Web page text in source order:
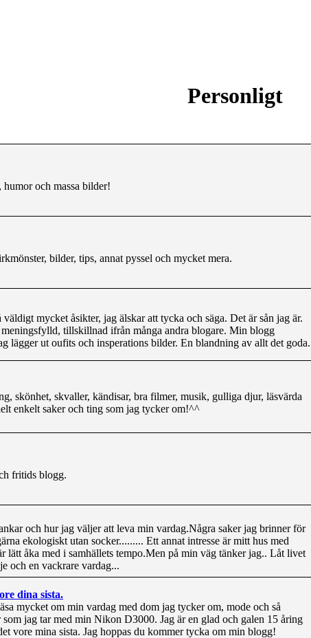
Personligt
och massa bilder!
bilder, tips, annat pyssel och mycket mera.
väldigt mycket åsikter, jag älskar att tycka och säga. Det är sån jag är.
tillskillnad ifrån många andra blogare. Min blogg
lägger ut oufits och insperations bilder. En blandning av allt det goda.
skönhet, skvaller, kändisar, bra filmer, musik, gulliga djur, läsvärda
enkelt saker och ting som jag tycker om!^^
fritids blogg.
och hur jag väljer att leva min vardag.Några saker jag brinner för
ekologiskt utan socker......... Ett annat intresse är mitt hus med
lätt åka med i samhällets tempo.Men på min väg tänker jag.. Låt livet
och en vackrare vardag...
dina sista.
mycket om min vardag med dom jag tycker om, mode och så
jag tar med min Nikon D3000. Jag är en glad och galen 15 åring
vore mina sista. Jag hoppas du kommer tycka om min blogg!